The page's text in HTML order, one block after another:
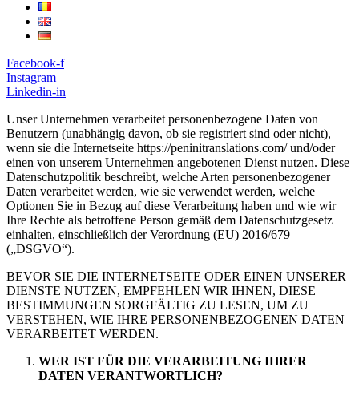
Facebook-f
Instagram
Linkedin-in
Unser Unternehmen verarbeitet personenbezogene Daten von
Benutzern (unabhängig davon, ob sie registriert sind oder nicht),
wenn sie die Internetseite https://peninitranslations.com/ und/oder
einen von unserem Unternehmen angebotenen Dienst nutzen. Diese
Datenschutzpolitik beschreibt, welche Arten personenbezogener
Daten verarbeitet werden, wie sie verwendet werden, welche
Optionen Sie in Bezug auf diese Verarbeitung haben und wie wir
Ihre Rechte als betroffene Person gemäß dem Datenschutzgesetz
einhalten, einschließlich der Verordnung (EU) 2016/679
(„DSGVO“).
BEVOR SIE DIE INTERNETSEITE ODER EINEN UNSERER
DIENSTE NUTZEN, EMPFEHLEN WIR IHNEN, DIESE
BESTIMMUNGEN SORGFÄLTIG ZU LESEN, UM ZU
VERSTEHEN, WIE IHRE PERSONENBEZOGENEN DATEN
VERARBEITET WERDEN.
WER IST FÜR DIE VERARBEITUNG IHRER
DATEN VERANTWORTLICH?